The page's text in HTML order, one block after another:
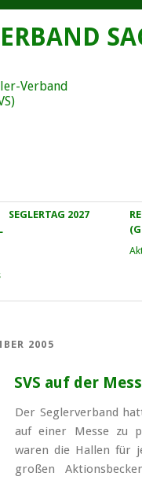
SEGLERTAG 2027
2005
SVS auf der
Der Seglerverband
auf einer Messe zu
waren die Hallen für
großen